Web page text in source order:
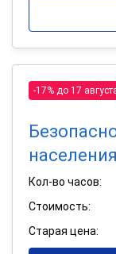
-17% до 17
населения
Кол-во часов:
Стоимость:
Старая цена: